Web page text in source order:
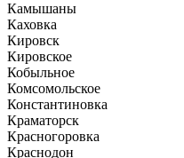
Камышаны
Каховка
Кировск
Кировское
Кобыльное
Комсомольское
Константиновка
Краматорск
Красногоровка
Краснодон